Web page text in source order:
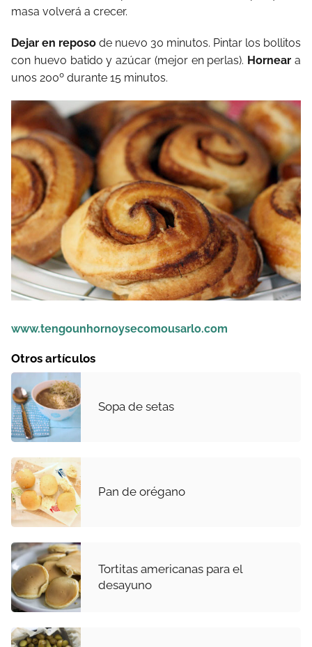
masa volverá a crecer.
Dejar en reposo de nuevo 30 minutos. Pintar los bollitos
con huevo batido y azúcar (mejor en perlas). Horneara
unos 200º durante 15 minutos.
www.tengounhornoysecomousarlo.com
Otros artículos
Sopa de setas
Pan de orégano
Tortitas americanas para el
desayuno